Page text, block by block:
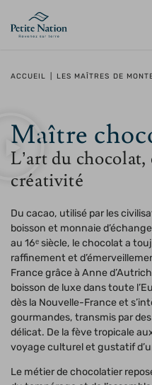
Retour au menu
Retour au menu
Retour au menu
Retour au menu
ACCUEIL LES MAÎTRES DE
Maître
L’art du
créativité
Du cacao, utilisé par les
boisson et monnaie
au 16ᵉ siècle, le chocolat a
raffinement et
France grâce à Anne
boisson de luxe dans toute
dès la Nouvelle-France et
gourmandes, transmis par
délicat. De la fève tropicale
voyage culturel et gustatif
Le métier de chocolatier